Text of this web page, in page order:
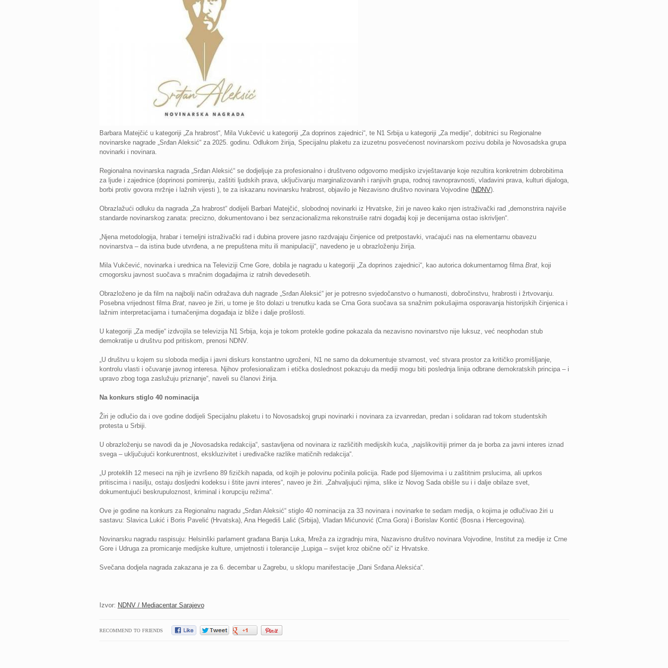
Barbara Matejčić u kategoriji „Za hrabrost“, Mila Vukčević u kategoriji „Za doprinos zajednici“, te N1 Srbija u kategoriji „Za medije“, dobitnici su Regionalne
novinarske nagrade „Srđan Aleksić“ za 2025. godinu. Odlukom žirija, Specijalnu plaketu za izuzetnu posvećenost novinarskom pozivu dobila je Novosadska grupa
novinarki i novinara.
Regionalna novinarska nagrada „Srđan Aleksić“ se dodjeljuje za profesionalno i društveno odgovorno medijsko izvještavanje koje rezultira konkretnim dobrobitima
za ljude i zajednice (doprinosi pomirenju, zaštiti ljudskih prava, uključivanju marginalizovanih i ranjivih grupa, rodnoj ravnopravnosti, vladavini prava, kulturi dijaloga,
borbi protiv govora mržnje i lažnih vijesti ), te za iskazanu novinarsku hrabrost, objavilo je Nezavisno društvo novinara Vojvodine (NDNV).
Obrazlažući odluku da nagrada „Za hrabrost“ dodijeli Barbari Matejčić, slobodnoj novinarki iz Hrvatske, žiri je naveo kako njen istraživački rad „demonstrira najviše
standarde novinarskog zanata: precizno, dokumentovano i bez senzacionalizma rekonstruiše ratni događaj koji je decenijama ostao iskrivljen“.
„Njena metodologija, hrabar i temeljni istraživački rad i dubina provere jasno razdvajaju činjenice od pretpostavki, vraćajući nas na elementarnu obavezu
novinarstva – da istina bude utvrđena, a ne prepuštena mitu ili manipulaciji“, navedeno je u obrazloženju žirija.
Mila Vukčević, novinarka i urednica na Televiziji Crne Gore, dobila je nagradu u kategoriji „Za doprinos zajednici“, kao autorica dokumentarnog filma Brat, koji
crnogorsku javnost suočava s mračnim događajima iz ratnih devedesetih.
Obrazloženo je da film na najbolji način odražava duh nagrade „Srđan Aleksić“ jer je potresno svjedočanstvo o humanosti, dobročinstvu, hrabrosti i žrtvovanju.
Posebna vrijednost filma Brat, naveo je žiri, u tome je što dolazi u trenutku kada se Crna Gora suočava sa snažnim pokušajima osporavanja historijskih činjenica i
lažnim interpretacijama i tumačenjima događaja iz bliže i dalje prošlosti.
U kategoriji „Za medije“ izdvojila se televizija N1 Srbija, koja je tokom protekle godine pokazala da nezavisno novinarstvo nije luksuz, već neophodan stub
demokratije u društvu pod pritiskom, prenosi NDNV.
„U društvu u kojem su sloboda medija i javni diskurs konstantno ugroženi, N1 ne samo da dokumentuje stvarnost, već stvara prostor za kritičko promišljanje,
kontrolu vlasti i očuvanje javnog interesa. Njihov profesionalizam i etička doslednost pokazuju da mediji mogu biti poslednja linija odbrane demokratskih principa – i
upravo zbog toga zaslužuju priznanje“, naveli su članovi žirija.
Na konkurs stiglo 40 nominacija
Žiri je odlučio da i ove godine dodijeli Specijalnu plaketu i to Novosadskoj grupi novinarki i novinara za izvanredan, predan i solidaran rad tokom studentskih
protesta u Srbiji.
U obrazloženju se navodi da je „Novosadska redakcija“, sastavljena od novinara iz različitih medijskih kuća, „najslikovitiji primer da je borba za javni interes iznad
svega – uključujući konkurentnost, ekskluzivitet i uređivačke razlike matičnih redakcija“.
„U proteklih 12 meseci na njih je izvršeno 89 fizičkih napada, od kojih je polovinu počinila policija. Rade pod šljemovima i u zaštitnim prslucima, ali uprkos
pritiscima i nasilju, ostaju dosljedni kodeksu i štite javni interes“, naveo je žiri. „Zahvaljujući njima, slike iz Novog Sada obišle su i i dalje obilaze svet,
dokumentujući beskrupuloznost, kriminal i korupciju režima“.
Ove je godine na konkurs za Regionalnu nagradu „Srđan Aleksić“ stiglo 40 nominacija za 33 novinara i novinarke te sedam medija, o kojima je odlučivao žiri u
sastavu: Slavica Lukić i Boris Pavelić (Hrvatska), Ana Hegediš Lalić (Srbija), Vladan Mićunović (Crna Gora) i Borislav Kontić (Bosna i Hercegovina).
Novinarsku nagradu raspisuju: Helsinški parlament građana Banja Luka, Mreža za izgradnju mira, Nazavisno društvo novinara Vojvodine, Institut za medije iz Crne
Gore i Udruga za promicanje medijske kulture, umjetnosti i tolerancije „Lupiga – svijet kroz obične oči“ iz Hrvatske.
Svečana dodjela nagrada zakazana je za 6. decembar u Zagrebu, u sklopu manifestacije „Dani Srđana Aleksića“.
Izvor: NDNV / Mediacentar Sarajevo
RECOMMEND TO FRIENDS